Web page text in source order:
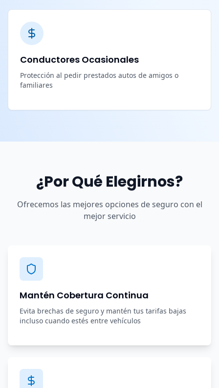
Conductores Ocasionales
Protección al pedir prestados autos de amigos o
familiares
¿Por Qué Elegirnos?
Ofrecemos las mejores opciones de seguro con el
mejor servicio
Mantén Cobertura Continua
Evita brechas de seguro y mantén tus tarifas bajas
incluso cuando estés entre vehículos